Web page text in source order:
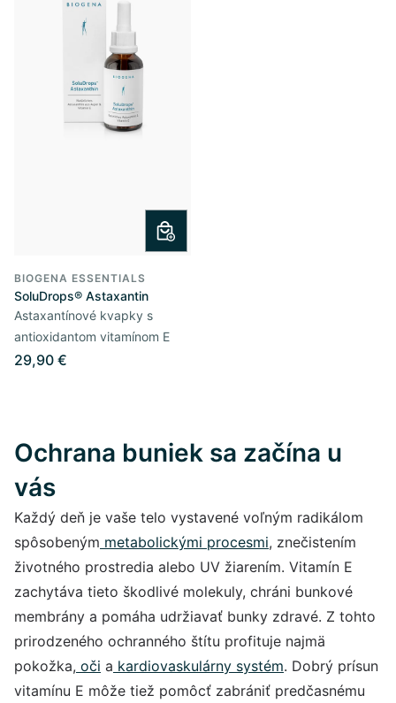
BIOGENA ESSENTIALS
SoluDrops® Astaxantin
Astaxantínové kvapky s
antioxidantom vitamínom E
29,90 €
Ochrana buniek sa začína u
vás
Každý deň je vaše telo vystavené voľným radikálom
spôsobeným metabolickými procesmi, znečistením
životného prostredia alebo UV žiarením. Vitamín E
zachytáva tieto škodlivé molekuly, chráni bunkové
membrány a pomáha udržiavať bunky zdravé. Z tohto
prirodzeného ochranného štítu profituje najmä
pokožka, oči a kardiovaskulárny systém. Dobrý prísun
vitamínu E môže tiež pomôcť zabrániť predčasnému